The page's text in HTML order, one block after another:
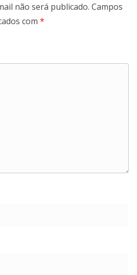
não será publicado. Campos
com *